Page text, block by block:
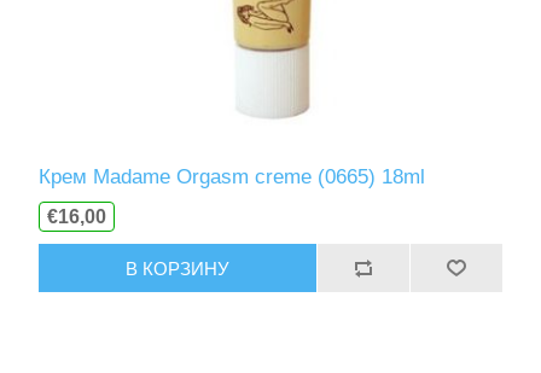
Крем Madame Orgasm creme (0665) 18ml
€16,00
В КОРЗИНУ